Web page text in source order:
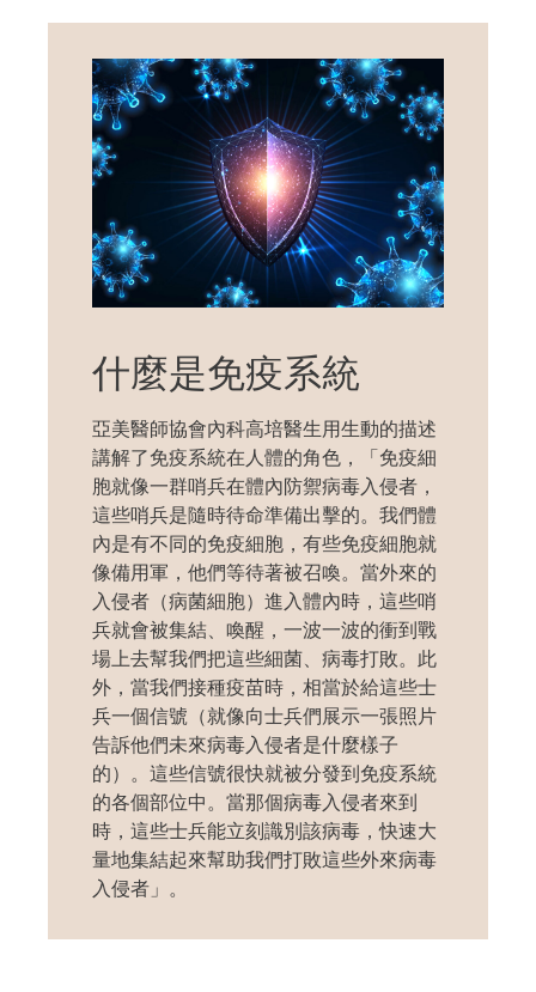
什麼是免疫系統
亞美醫師協會內科高培醫生用生動的描述
講解了免疫系統在人體的角色，「免疫細
胞就像一群哨兵在體內防禦病毒入侵者，
這些哨兵是隨時待命準備出擊的。我們體
內是有不同的免疫細胞，有些免疫細胞就
像備用軍，他們等待著被召喚。當外來的
入侵者（病菌細胞）進入體內時，這些哨
兵就會被集結、喚醒，一波一波的衝到戰
場上去幫我們把這些細菌、病毒打敗。此
外，當我們接種疫苗時，相當於給這些士
兵一個信號（就像向士兵們展示一張照片
告訴他們未來病毒入侵者是什麼樣子
的）。這些信號很快就被分發到免疫系統
的各個部位中。當那個病毒入侵者來到
時，這些士兵能立刻識別該病毒，快速大
量地集結起來幫助我們打敗這些外來病毒
入侵者」。